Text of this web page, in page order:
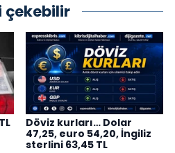
çekebilir
Döviz kurları… Dolar
47,25, euro 54,20, İngiliz
sterlini 63,45 TL